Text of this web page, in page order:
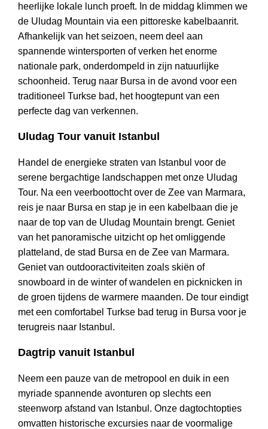
heerlijke lokale lunch proeft. In de middag klimmen we
de Uludag Mountain via een pittoreske kabelbaanrit.
Afhankelijk van het seizoen, neem deel aan
spannende wintersporten of verken het enorme
nationale park, onderdompeld in zijn natuurlijke
schoonheid. Terug naar Bursa in de avond voor een
traditioneel Turkse bad, het hoogtepunt van een
perfecte dag van verkennen.
Uludag Tour vanuit Istanbul
Handel de energieke straten van Istanbul voor de
serene bergachtige landschappen met onze Uludag
Tour. Na een veerboottocht over de Zee van Marmara,
reis je naar Bursa en stap je in een kabelbaan die je
naar de top van de Uludag Mountain brengt. Geniet
van het panoramische uitzicht op het omliggende
platteland, de stad Bursa en de Zee van Marmara.
Geniet van outdooractiviteiten zoals skiën of
snowboard in de winter of wandelen en picknicken in
de groen tijdens de warmere maanden. De tour eindigt
met een comfortabel Turkse bad terug in Bursa voor je
terugreis naar Istanbul.
Dagtrip vanuit Istanbul
Neem een pauze van de metropool en duik in een
myriade spannende avonturen op slechts een
steenworp afstand van Istanbul. Onze dagtochtopties
omvatten historische excursies naar de voormalige